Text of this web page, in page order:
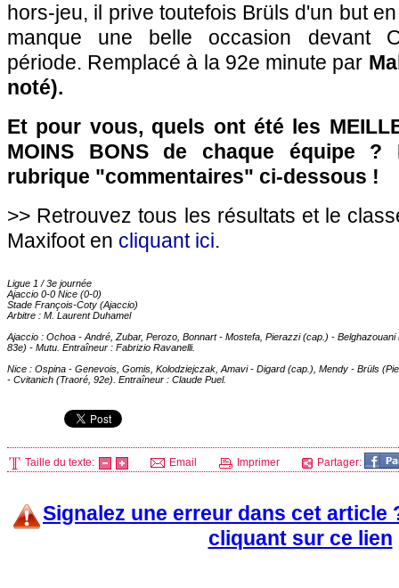
hors-jeu, il prive toutefois Brüls d'un but
manque une belle occasion devant
période. Remplacé à la 92e minute par
noté).
Et pour vous, quels ont été les
MOINS BONS de chaque équipe ?
rubrique "commentaires" ci-dessous !
>> Retrouvez tous les résultats et le
Maxifoot en cliquant ici.
Ligue 1 / 3e journée
Ajaccio 0-0 Nice (0-0)
Stade François-Coty (Ajaccio)
Arbitre : M. Laurent Duhamel
Ajaccio : Ochoa - André, Zubar, Perozo, Bonnart - Mostefa, Pierazzi (cap.) -
83e) - Mutu. Entraîneur : Fabrizio Ravanelli.
Nice : Ospina - Genevois, Gomis, Kolodziejczak, Amavi - Digard (cap.), Mendy - Brüls
- Cvitanich (Traoré, 92e). Entraîneur : Claude Puel.
Taille du texte: Email Imprimer Partager:
Signalez une erreur dans cet article
cliquant sur ce lien